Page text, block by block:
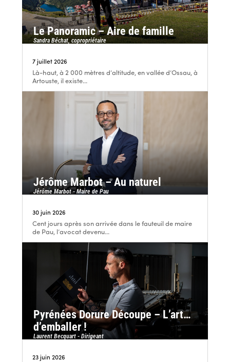
Le Panoramic – Aire de famille
Sandra Béchat, copropriétaire
7 juillet 2026
Là-haut, à 2 000 mètres d’altitude, en vallée d’Ossau, à
Artouste, il existe...
Jérôme Marbot – Au naturel
Jérôme Marbot - Maire de Pau
30 juin 2026
Cent jours après son arrivée dans le fauteuil de maire
de Pau, l’avocat devenu...
Pyrénées Dorure Découpe – L’art…
d’emballer !
Laurent Becquart - Dirigeant
23 juin 2026